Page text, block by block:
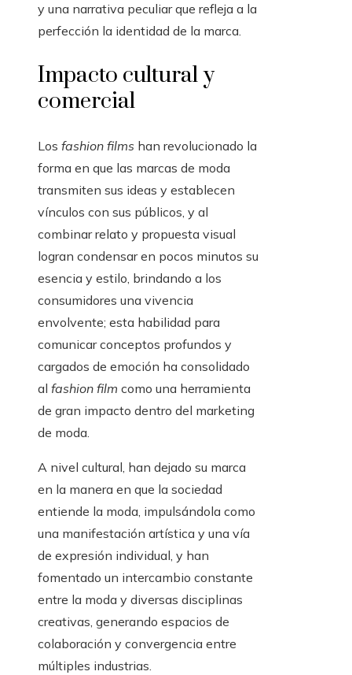
y una narrativa peculiar que refleja a la
perfección la identidad de la marca.
Impacto cultural y
comercial
Los fashion films han revolucionado la
forma en que las marcas de moda
transmiten sus ideas y establecen
vínculos con sus públicos, y al
combinar relato y propuesta visual
logran condensar en pocos minutos su
esencia y estilo, brindando a los
consumidores una vivencia
envolvente; esta habilidad para
comunicar conceptos profundos y
cargados de emoción ha consolidado
al fashion film como una herramienta
de gran impacto dentro del marketing
de moda.
A nivel cultural, han dejado su marca
en la manera en que la sociedad
entiende la moda, impulsándola como
una manifestación artística y una vía
de expresión individual, y han
fomentado un intercambio constante
entre la moda y diversas disciplinas
creativas, generando espacios de
colaboración y convergencia entre
múltiples industrias.